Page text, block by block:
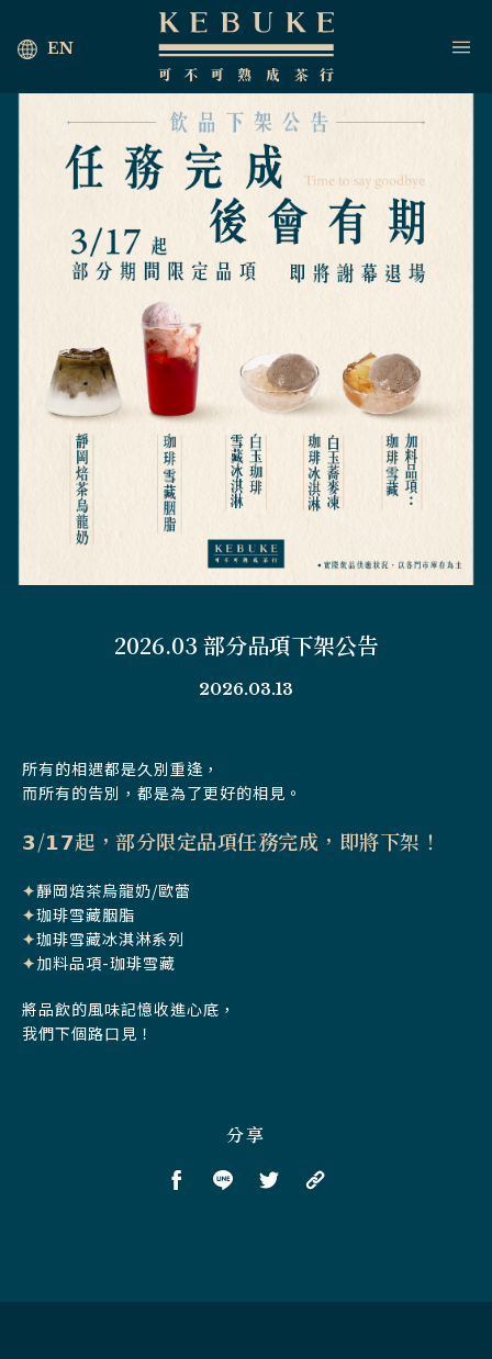
EN
首頁 海外茶行 最新消息
2026.03 部分品項下架公告
2026.03.13
所有的相遇都是久別重逢，
而所有的告別，都是為了更好的相見。
𝟯/𝟭𝟳起，部分限定品項任務完成，即將下架！
✦靜岡焙茶烏龍奶/歐蕾
✦珈琲雪藏胭脂
✦珈琲雪藏冰淇淋系列
✦加料品項-珈琲雪藏
將品飲的風味記憶收進心底，
我們下個路口見！
分享